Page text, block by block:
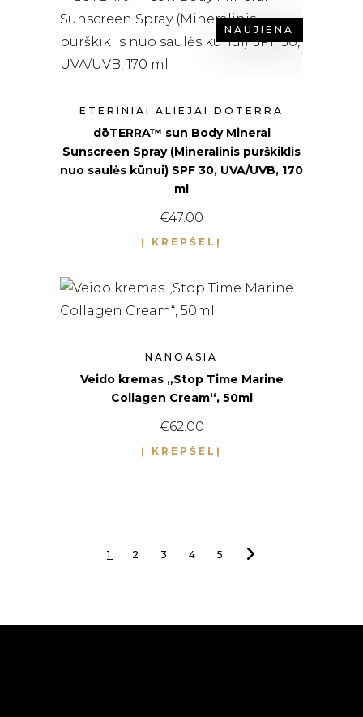
NAUJIENA
ETERINIAI ALIEJAI DOTERRA
dōTERRA™ sun Body Mineral
Sunscreen Spray (Mineralinis purškiklis
nuo saulės kūnui) SPF 30, UVA/UVB, 170
ml
€47.00
Į KREPŠELĮ
NANOASIA
Veido kremas „Stop Time Marine
Collagen Cream“, 50ml
€62.00
Į KREPŠELĮ
1 2 3 4 5